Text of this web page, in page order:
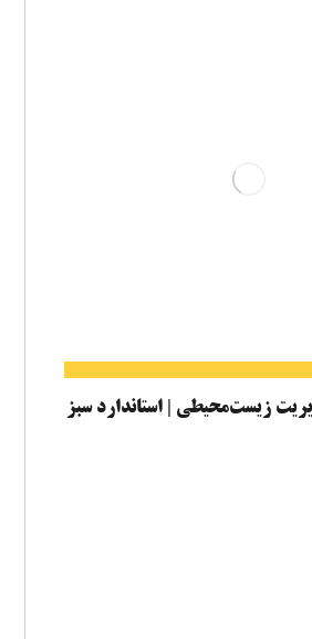
و مدیریت زیست‌محیطی | استاندارد سبز